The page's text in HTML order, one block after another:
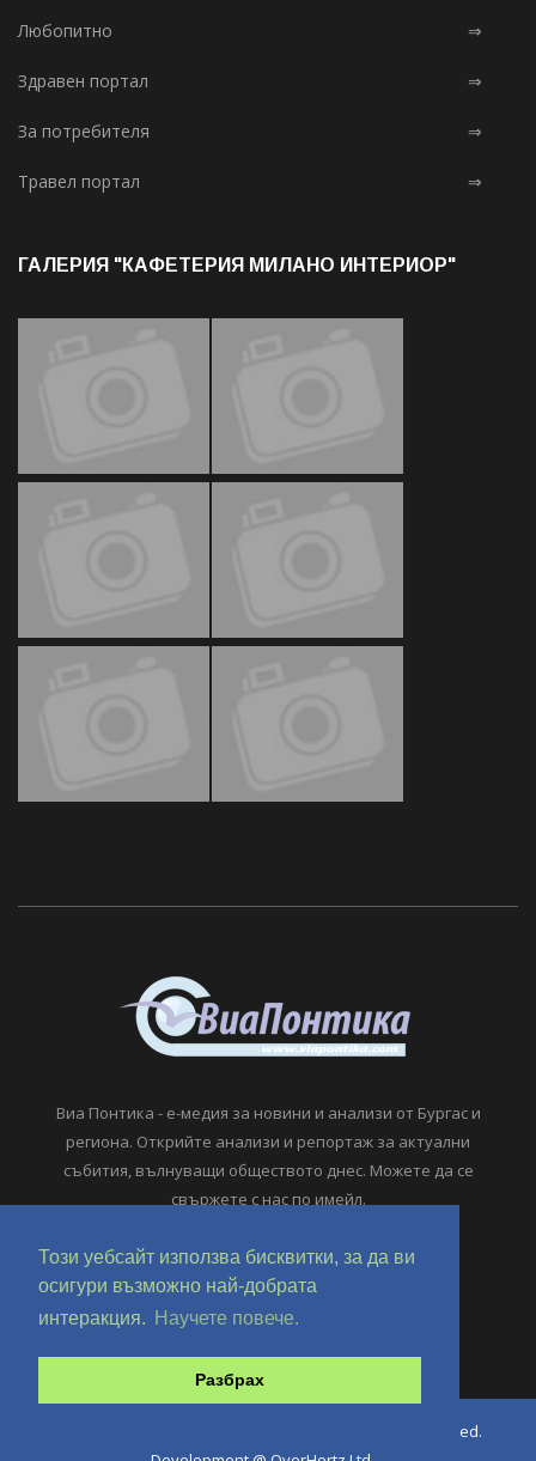
Този уебсайт използва бисквитки, за да ви
осигури възможно най-добрата
интеракция.
Научете повече.
Разбрах
Любопитно ⇒
Здравен портал ⇒
За потребителя ⇒
Травел портал ⇒
ГАЛЕРИЯ "КАФЕТЕРИЯ МИЛАНО ИНТЕРИОР"
Виа Понтика - е-медия за новини и анализи от Бургас и
региона. Открийте анализи и репортаж за актуални
събития, вълнуващи обществото днес. Можете да се
свържете с нас по имейл.
Copyright © 2018-2024 ViaPontika.com. All Rights Reserved.